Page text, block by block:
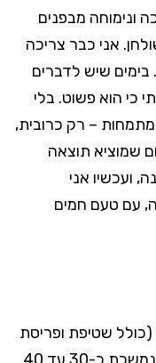
ונימוחה מבפנים
אני כבר צריכה
שיש לדברים
כי הוא פשוט. בלי
– רק כרובית,
שמוציא תוצאה
ועכשיו אני
עם טעם חמים
תסיימו תוך 15 דקות (כולל שטיפת ופריסת